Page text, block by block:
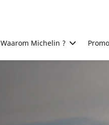
Waarom Michelin ?